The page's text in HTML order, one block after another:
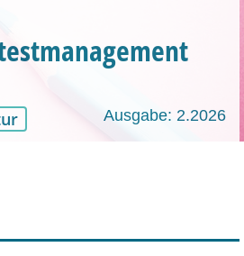
Ausgabe: 2.2026